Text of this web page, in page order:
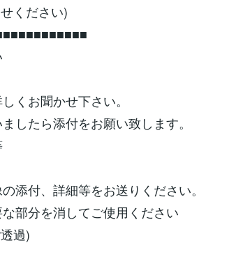
ください)
くお聞かせ下さい。
したら添付をお願い致します。
添付、詳細等をお送りください。
部分を消してご使用ください
過)